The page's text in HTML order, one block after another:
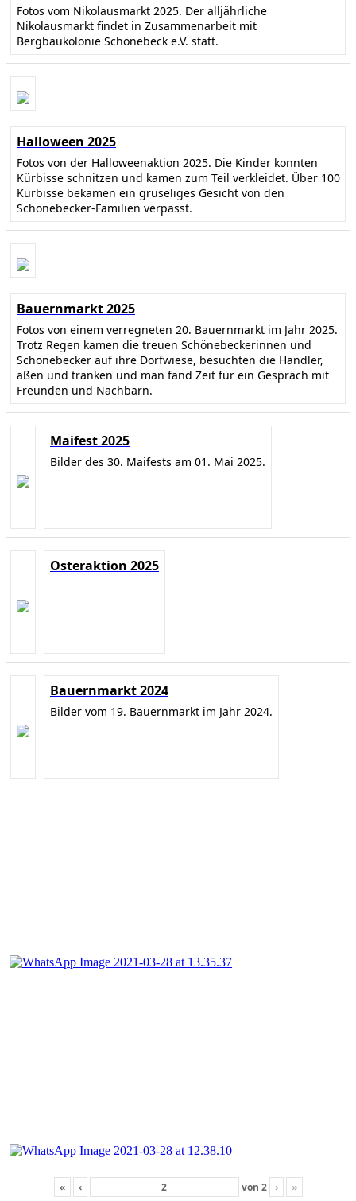
Fotos vom Nikolausmarkt 2025. Der alljährliche
Nikolausmarkt findet in Zusammenarbeit mit
Bergbaukolonie Schönebeck e.V. statt.
Halloween 2025
Fotos von der Halloweenaktion 2025. Die Kinder konnten
Kürbisse schnitzen und kamen zum Teil verkleidet. Über 100
Kürbisse bekamen ein gruseliges Gesicht von den
Schönebecker-Familien verpasst.
Bauernmarkt 2025
Fotos von einem verregneten 20. Bauernmarkt im Jahr 2025.
Trotz Regen kamen die treuen Schönebeckerinnen und
Schönebecker auf ihre Dorfwiese, besuchten die Händler,
aßen und tranken und man fand Zeit für ein Gespräch mit
Freunden und Nachbarn.
Maifest 2025
Bilder des 30. Maifests am 01. Mai 2025.
Osteraktion 2025
Bauernmarkt 2024
Bilder vom 19. Bauernmarkt im Jahr 2024.
« ‹ von 2 ›
»